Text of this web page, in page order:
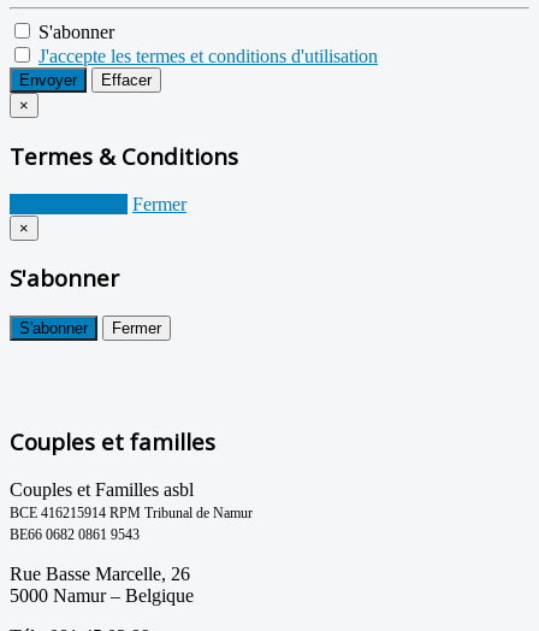
S'abonner
J'accepte les termes et conditions d'utilisation
Envoyer
Effacer
×
Termes & Conditions
Fermer
×
S'abonner
S'abonner Fermer
Couples et familles
Couples et Familles asbl
BCE 416215914 RPM Tribunal de Namur
BE66 0682 0861 9543
Rue Basse Marcelle, 26
5000 Namur – Belgique